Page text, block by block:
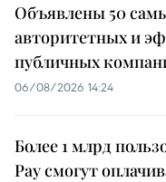
Объявлены 50
авторитетных и
публичных
06/08/2026 14:24
Более 1 млрд
Pay смогут